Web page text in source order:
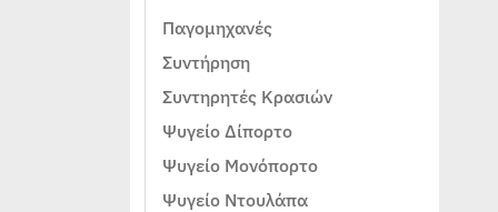
Παγομηχανές
Συντήρηση
Συντηρητές Κρασιών
Ψυγείο Δίπορτο
Ψυγείο Μονόπορτο
Ψυγείο Ντουλάπα